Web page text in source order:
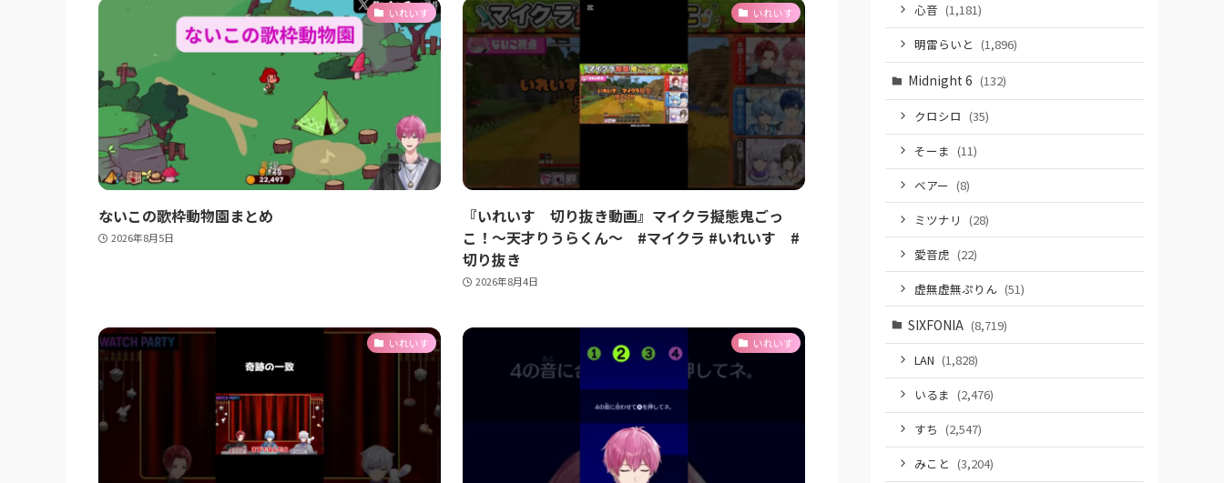
いれいす
ないこの歌枠動物園まとめ
2026年8月5日
いれいす
『いれいす 切り抜き動画』マイクラ擬態鬼ごっ
こ！〜天才りうらくん〜 #マイクラ #いれいす #
切り抜き
2026年8月4日
いれいす いれいす
心音 (1,181)
明雷らいと (1,896)
Midnight 6 (132)
クロシロ (35)
そーま (11)
ベアー (8)
ミツナリ (28)
愛音虎 (22)
虚無虚無ぷりん (51)
SIXFONIA (8,719)
LAN (1,828)
いるま (2,476)
すち (2,547)
みこと (3,204)